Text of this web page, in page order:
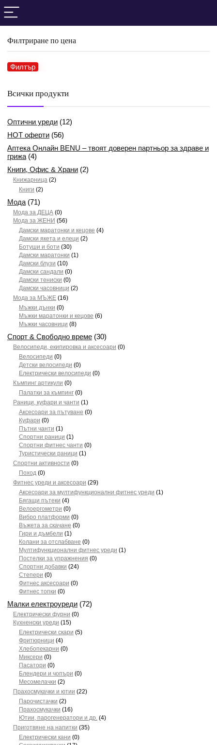
Филтриране по цена
Филтър
Всички продукти
Оптични уреди (12)
HOT оферти (56)
Аптека Онлайн BENU – твоят доверен партньор за здраве и
грижа (4)
Книги, Офис & Храни (2)
Книжарница (2)
Книги (2)
Мода (71)
Мода за ДЕЦА (0)
Мода за ЖЕНИ (56)
Дамски маратонки и кецове (4)
Дамски якета и елеци (2)
Ботуши и боти (30)
Дамски маратонки (1)
Дамски блузи (10)
Дамски сандали (0)
Дамски тениски (0)
Дамски часовници (2)
Мода за МЪЖЕ (16)
Мъжки дънки (0)
Мъжки маратонки и кецове (6)
Мъжки часовници (8)
Спорт & Свободно време (30)
Велосипеди, екипировка и аксесоари (0)
Велосипеди (0)
Детски велосипеди (0)
Електрически велосипеди (0)
Къмпинг артикули (0)
Палатки за къмпинг (0)
Раници, куфари и чанти (1)
Аксесоари за пътуване (0)
Куфари (0)
Пътни чанти (1)
Спортни раници (1)
Спортни фитнес чанти (0)
Туристически раници (1)
Спортни активности (0)
Поход (0)
Фитнес уреди и аксесоари (29)
Аксесоари за мултифункционални фитнес уреди (1)
Бягащи пътеки (4)
Велоергометри (0)
Вибро платформи (0)
Въжета за скачане (0)
Гири и дъмбели (1)
Колани за отслабване (0)
Мултифункционални фитнес уреди (1)
Постелки за упражнения (0)
Спортни добавки (24)
Степери (0)
Фитнес аксесоари (0)
Фитнес топки (0)
Малки електроуреди (72)
Електрически фурни (0)
Кухненски уреди (15)
Електрически скари (5)
Фритюрници (4)
Хлебопекарни (0)
Миксери (0)
Пасатори (0)
Блендери и чопъри (0)
Месомелачки (2)
Прахосмукачки и ютии (22)
Парочистачки (2)
Прахосмукачки (16)
Ютии, парогенератори и др. (4)
Приготвяне на напитки (35)
Електрически кани (0)